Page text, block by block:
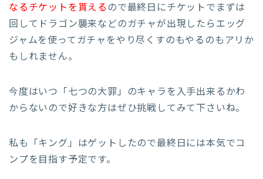
なるチケットを貰える ので最終日にチケットでまずは
回してドラゴン襲来などのガチャが出現したらエッグ
ジャムを使ってガチャをやり尽くすのもやるのもアリか
もしれません。
今度はいつ「七つの大罪」のキャラを入手出来るかわ
からないので好きな方はぜひ挑戦してみて下さいね。
私も「キング」はゲットしたので最終日には本気でコ
ンプを目指す予定です。